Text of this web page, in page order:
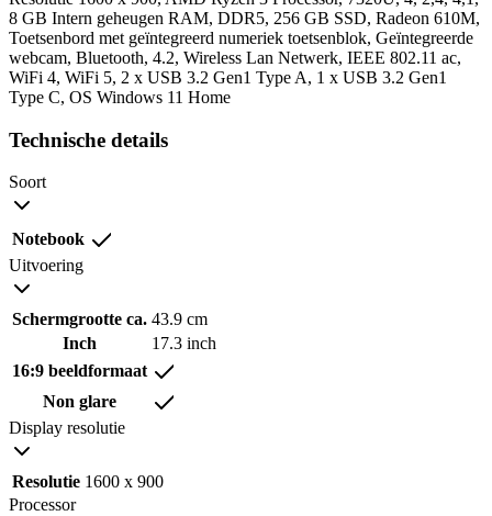
8 GB Intern geheugen RAM, DDR5, 256 GB SSD, Radeon 610M,
Toetsenbord met geïntegreerd numeriek toetsenblok, Geïntegreerde
webcam, Bluetooth, 4.2, Wireless Lan Netwerk, IEEE 802.11 ac,
WiFi 4, WiFi 5, 2 x USB 3.2 Gen1 Type A, 1 x USB 3.2 Gen1
Type C, OS Windows 11 Home
Technische details
Soort
Notebook
Uitvoering
Schermgrootte ca. 43.9 cm
Inch
17.3 inch
16:9 beeldformaat
Non glare
Display resolutie
Resolutie 1600 x 900
Processor